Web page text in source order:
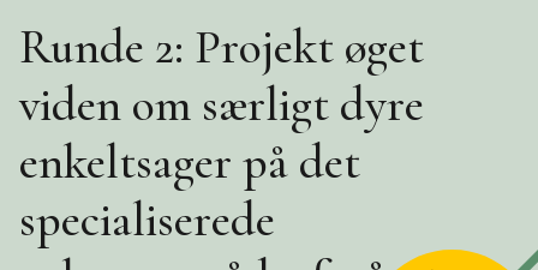
Runde 2: Projekt øget
viden om særligt dyre
enkeltsager på det
specialiserede